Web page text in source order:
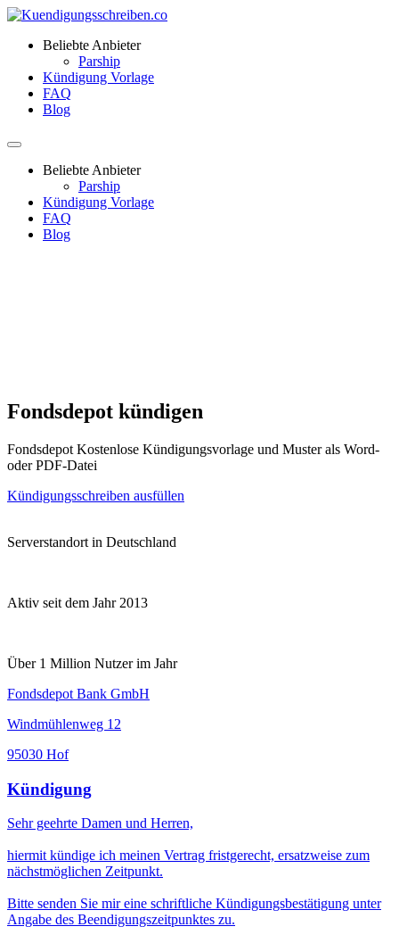
Beliebte Anbieter
Parship
Kündigung Vorlage
FAQ
Blog
Beliebte Anbieter
Parship
Kündigung Vorlage
FAQ
Blog
Fondsdepot kündigen
Fondsdepot Kostenlose Kündigungsvorlage und Muster als Word-
oder PDF-Datei
Kündigungsschreiben ausfüllen
Serverstandort in Deutschland
Aktiv seit dem Jahr 2013
Über 1 Million Nutzer im Jahr
Fondsdepot Bank GmbH
Windmühlenweg 12
95030 Hof
Kündigung
Sehr geehrte Damen und Herren,
hiermit kündige ich meinen Vertrag fristgerecht, ersatzweise zum
nächstmöglichen Zeitpunkt.
Bitte senden Sie mir eine schriftliche Kündigungsbestätigung unter
Angabe des Beendigungszeitpunktes zu.